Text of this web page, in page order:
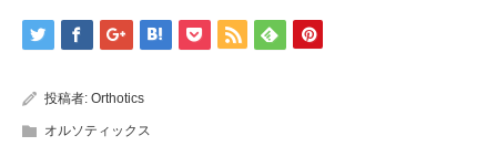
投稿者: Orthotics
オルソティックス